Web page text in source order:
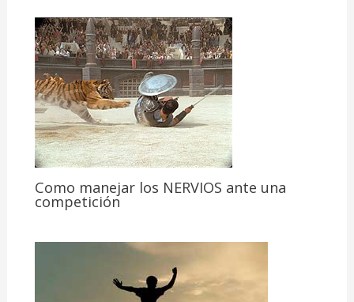
Como manejar los NERVIOS ante una
competición